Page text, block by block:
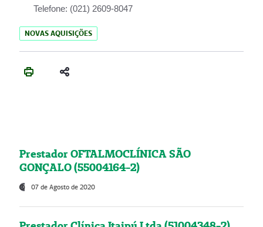
Telefone: (021) 2609-8047
NOVAS AQUISIÇÕES
Prestador OFTALMOCLÍNICA SÃO
GONÇALO (55004164-2)
07 de Agosto de 2020